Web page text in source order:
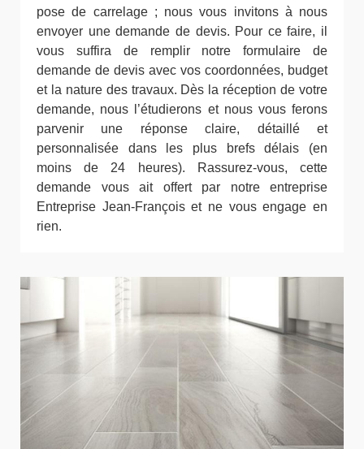
pose de carrelage ; nous vous invitons à nous
envoyer une demande de devis. Pour ce faire, il
vous suffira de remplir notre formulaire de
demande de devis avec vos coordonnées, budget
et la nature des travaux. Dès la réception de votre
demande, nous l’étudierons et nous vous ferons
parvenir une réponse claire, détaillé et
personnalisée dans les plus brefs délais (en
moins de 24 heures). Rassurez-vous, cette
demande vous ait offert par notre entreprise
Entreprise Jean-François et ne vous engage en
rien.